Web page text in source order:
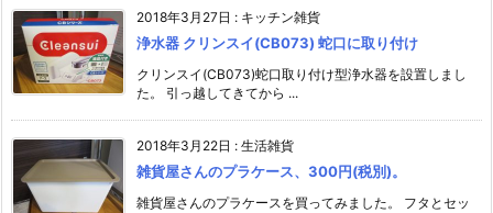
2018年3月27日 : キッチン雑貨
浄水器 クリンスイ(CB073) 蛇口に取り付け
クリンスイ(CB073)蛇口取り付け型浄水器を設置しまし
た。 引っ越してきてから ...
2018年3月22日 : 生活雑貨
雑貨屋さんのプラケース、300円(税別)。
雑貨屋さんのプラケースを買ってみました。 フタとセッ